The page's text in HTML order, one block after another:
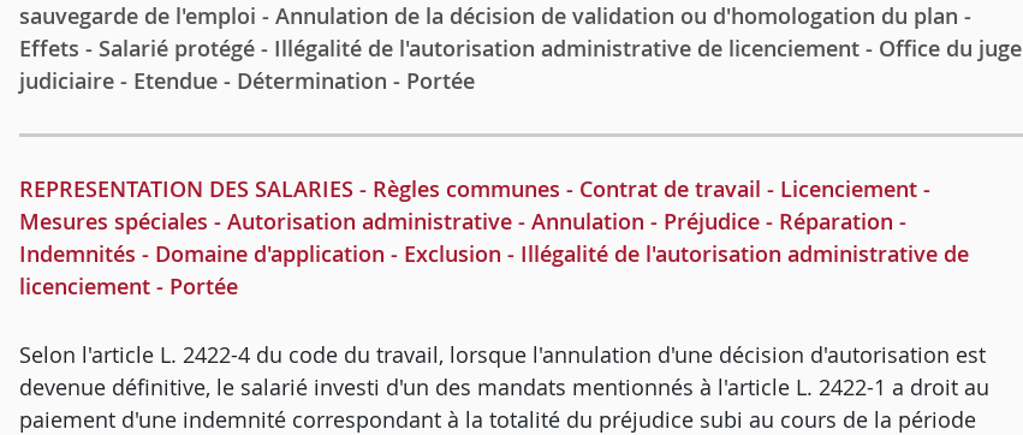
sauvegarde de l'emploi - Annulation de la décision de validation ou d'homologation du plan -
Effets - Salarié protégé - Illégalité de l'autorisation administrative de licenciement - Office du juge
judiciaire - Etendue - Détermination - Portée
REPRESENTATION DES SALARIES - Règles communes - Contrat de travail - Licenciement -
Mesures spéciales - Autorisation administrative - Annulation - Préjudice - Réparation -
Indemnités - Domaine d'application - Exclusion - Illégalité de l'autorisation administrative de
licenciement - Portée
Selon l'article L. 2422-4 du code du travail, lorsque l'annulation d'une décision d'autorisation est
devenue définitive, le salarié investi d'un des mandats mentionnés à l'article L. 2422-1 a droit au
paiement d'une indemnité correspondant à la totalité du préjudice subi au cours de la période